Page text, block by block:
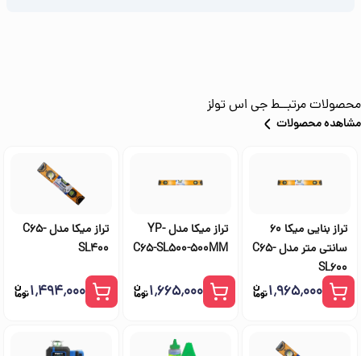
محصولات مرتبــطجی اس تولز
مشاهده محصولات
تراز بنایی میکا 60
سانتی متر مدل C65-
SL600
۱٬۹۶۵٬۰۰۰
تراز میکا مدل YP-
C65-SL500-500MM
۱٬۶۶۵٬۰۰۰
تراز میکا مدل C65-
SL400
۱٬۴۹۴٬۰۰۰